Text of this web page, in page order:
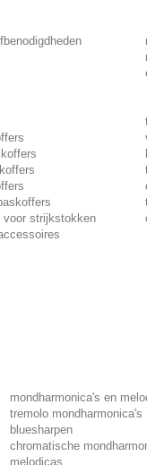
voor strijkstokken
mondharmonica's en
tremolo mondharmonica's
bluesharpen
chromatische
melodicas